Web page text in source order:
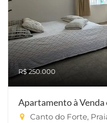
R$ 250.000
Apartamento à Venda
Canto do Forte,